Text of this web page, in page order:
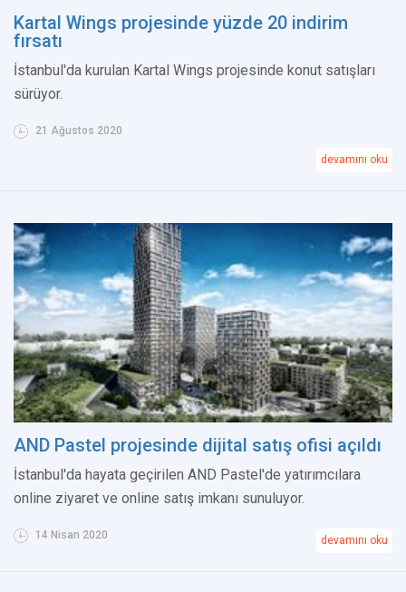
Kartal Wings projesinde yüzde 20 indirim
fırsatı
İstanbul'da kurulan Kartal Wings projesinde konut satışları
sürüyor.
21 Ağustos 2020
devamını oku
AND Pastel projesinde dijital satış ofisi açıldı
İstanbul'da hayata geçirilen AND Pastel'de yatırımcılara
online ziyaret ve online satış imkanı sunuluyor.
14 Nisan 2020 devamını oku